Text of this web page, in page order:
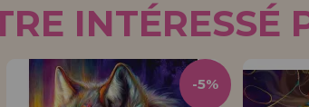
INTÉRESSÉ
-5%